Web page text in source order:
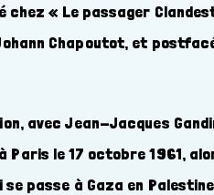
« Le passager
Chapoutot, et
avec Jean-Jacques
Paris le 17 octobre 1961,
passe à Gaza en